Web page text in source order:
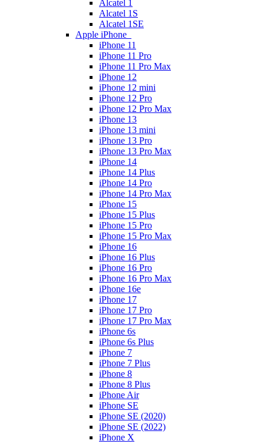
Alcatel 1
Alcatel 1S
Alcatel 1SE
Apple iPhone
iPhone 11
iPhone 11 Pro
iPhone 11 Pro Max
iPhone 12
iPhone 12 mini
iPhone 12 Pro
iPhone 12 Pro Max
iPhone 13
iPhone 13 mini
iPhone 13 Pro
iPhone 13 Pro Max
iPhone 14
iPhone 14 Plus
iPhone 14 Pro
iPhone 14 Pro Max
iPhone 15
iPhone 15 Plus
iPhone 15 Pro
iPhone 15 Pro Max
iPhone 16
iPhone 16 Plus
iPhone 16 Pro
iPhone 16 Pro Max
iPhone 16e
iPhone 17
iPhone 17 Pro
iPhone 17 Pro Max
iPhone 6s
iPhone 6s Plus
iPhone 7
iPhone 7 Plus
iPhone 8
iPhone 8 Plus
iPhone Air
iPhone SE
iPhone SE (2020)
iPhone SE (2022)
iPhone X